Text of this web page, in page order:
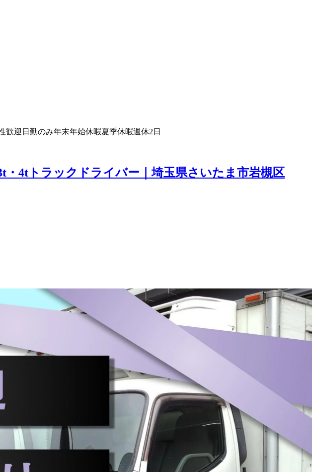
歓迎 日勤のみ年末年始休暇夏季休暇週休2日
4tトラックドライバー｜埼玉県さいたま市岩槻区
未経験者歓迎
イバー（4t・8t・10tミキサー車）｜埼玉県さいたま市